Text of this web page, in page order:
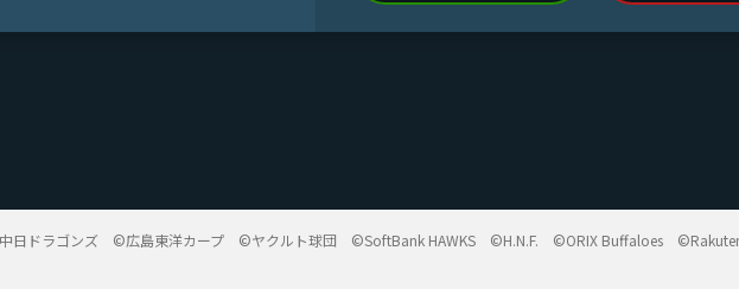
日ドラゴンズ ©広島東洋カープ ©ヤクルト球団 ©SoftBank HAWKS ©H.N.F. ©ORIX Buffaloes